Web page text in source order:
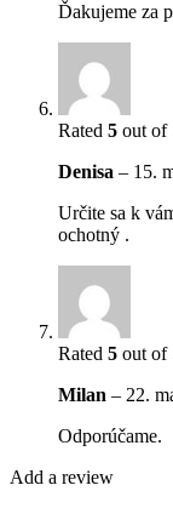
Ďakujeme za
Rated 5 out of
Denisa – 15.
Určite sa k
ochotný .
Rated 5 out of
Milan – 22.
Odporúčame.
Add a review